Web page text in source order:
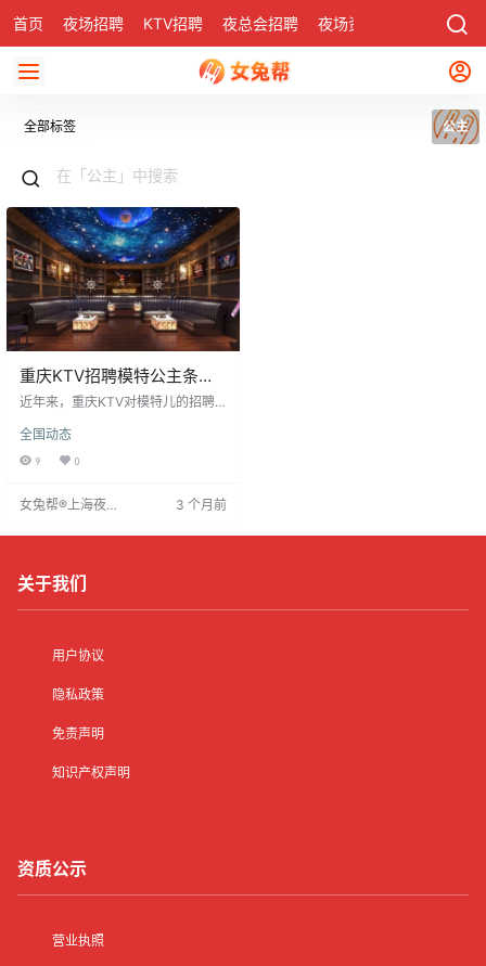
首页 夜场招聘 KTV招聘 夜总会招聘 夜场资讯 社区
全部标签 公主
重庆KTV招聘模特公主条件
及需求解析
近年来，重庆KTV对模特儿的招聘
入吸引众多应聘者。高收入背后要
求模特提供令顾客满意的服务。需
竞争激烈，招聘标准严格，要求应
并通过面试。获得该职位需具备外
力满足顾客需求，以获得高收入。
全国动态
9 0
女兔帮®上海夜场
3 个月前
关于我们
用户协议
隐私政策
免责声明
知识产权声明
资质公示
营业执照